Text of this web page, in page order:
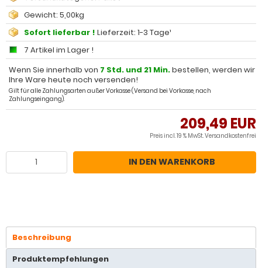
Gewicht: 5,00kg
Sofort lieferbar ! Lieferzeit: 1-3 Tage¹
7 Artikel im Lager !
Wenn Sie innerhalb von 7 Std. und 21 Min.bestellen, werden wir
Ihre Ware heute noch versenden!
Gilt für alle Zahlungsarten außer Vorkasse (Versand bei Vorkasse, nach
Zahlungseingang).
209,49 EUR
Preis incl. 19 % MwSt.Versandkostenfrei
IN DEN WARENKORB
Beschreibung
Produktempfehlungen